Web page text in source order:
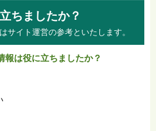
ちましたか？
サイト運営の参考といたします。
報は役に立ちましたか？